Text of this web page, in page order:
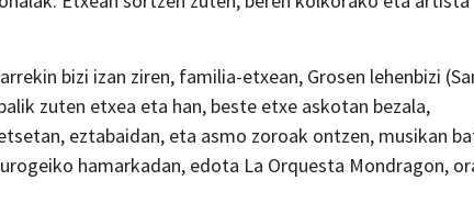
bizi izan ziren, familia-etxean, Grosen lehenbizi
zuten etxea eta han, beste etxe askotan bezala,
eztabaidan, eta asmo zoroak ontzen, musikan
hamarkadan, edota La Orquesta Mondragon,